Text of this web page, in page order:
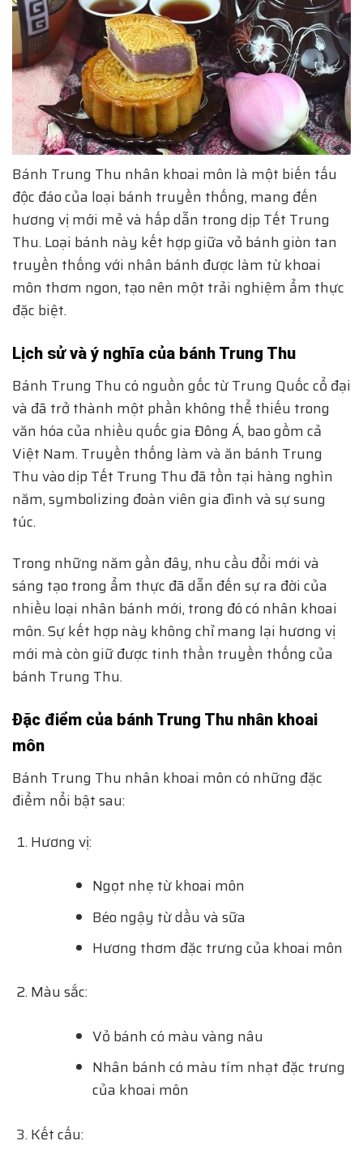
Bánh Trung Thu nhân khoai môn là một biến tấu
độc đáo của loại bánh truyền thống, mang đến
hương vị mới mẻ và hấp dẫn trong dịp Tết Trung
Thu. Loại bánh này kết hợp giữa vỏ bánh giòn tan
truyền thống với nhân bánh được làm từ khoai
môn thơm ngon, tạo nên một trải nghiệm ẩm thực
đặc biệt.
Lịch sử và ý nghĩa của bánh Trung Thu
Bánh Trung Thu có nguồn gốc từ Trung Quốc cổ đại
và đã trở thành một phần không thể thiếu trong
văn hóa của nhiều quốc gia Đông Á, bao gồm cả
Việt Nam. Truyền thống làm và ăn bánh Trung
Thu vào dịp Tết Trung Thu đã tồn tại hàng nghìn
năm, symbolizing đoàn viên gia đình và sự sung
túc.
Trong những năm gần đây, nhu cầu đổi mới và
sáng tạo trong ẩm thực đã dẫn đến sự ra đời của
nhiều loại nhân bánh mới, trong đó có nhân khoai
môn. Sự kết hợp này không chỉ mang lại hương vị
mới mà còn giữ được tinh thần truyền thống của
bánh Trung Thu.
Đặc điểm của bánh Trung Thu nhân khoai
môn
Bánh Trung Thu nhân khoai môn có những đặc
điểm nổi bật sau:
Hương vị:
Ngọt nhẹ từ khoai môn
Béo ngậy từ dầu và sữa
Hương thơm đặc trưng của khoai môn
Màu sắc:
Vỏ bánh có màu vàng nâu
Nhân bánh có màu tím nhạt đặc trưng
của khoai môn
Kết cấu: